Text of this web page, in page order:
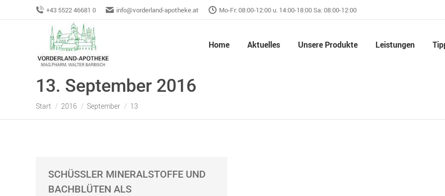
+43 5522 46681 0 info@vorderland-apotheke.at Mo-Fr: 08:00-12:00 u. 14:00-18:00 Sa: 08:00-12:00
Home Aktuelles Unsere Produkte Leistungen
13. September 2016
Sie befinden sich hier:
Start 2016 September 13
SCHÜSSLER MINERALSTOFFE UND
BACHBLÜTEN ALS